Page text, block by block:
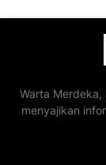
Warta
menyajikan